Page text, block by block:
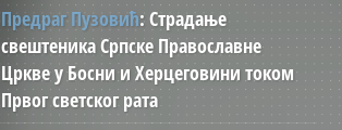
Предраг Пузовић: Страдање
свештеника Српске Православне
Цркве у Босни и Херцеговини током
Првог светског рата